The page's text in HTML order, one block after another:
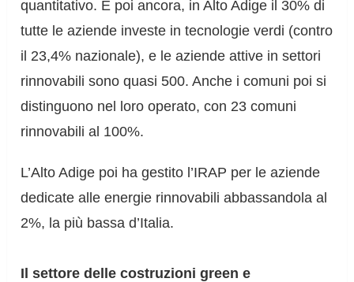
quantitativo. E poi ancora, in Alto Adige il 30% di
tutte le aziende investe in tecnologie verdi (contro
il 23,4% nazionale), e le aziende attive in settori
rinnovabili sono quasi 500. Anche i comuni poi si
distinguono nel loro operato, con 23 comuni
rinnovabili al 100%.
L’Alto Adige poi ha gestito l’IRAP per le aziende
dedicate alle energie rinnovabili abbassandola al
2%, la più bassa d’Italia.
Il settore delle costruzioni green e